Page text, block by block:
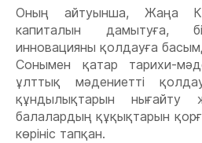
Оның айтуынша, Жаңа
капиталын дамытуға,
инновацияны қолдауға
Сонымен қатар тарихи-
ұлттық мәдениетті
құндылықтарын
балалардың құқықтарын
көрініс тапқан.